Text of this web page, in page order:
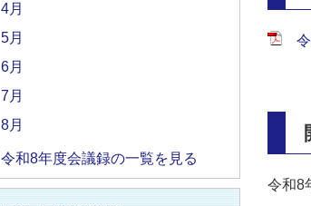
4月
5月
6月
7月
8月
令和8年度会議録の一覧を見る
令和8